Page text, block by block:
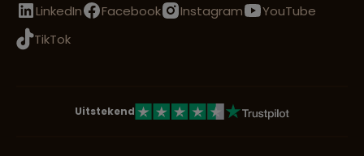
LinkedIn
Facebook Instagram
YouTube
TikTok
Uitstekend